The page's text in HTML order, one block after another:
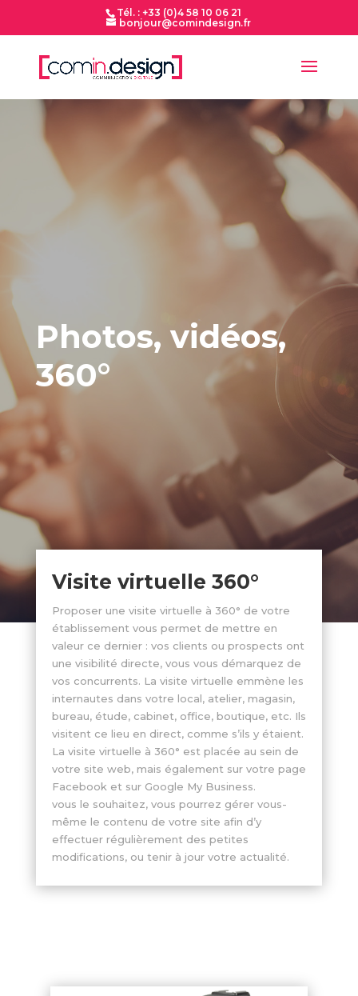
Tél. : +33 (0)4 58 10 06 21
bonjour@comindesign.fr
Photos, vidéos,
360°
Visite virtuelle 360°
Proposer une visite virtuelle à 360° de votre
établissement vous permet de mettre en
valeur ce dernier : vos clients ou prospects ont
une visibilité directe, vous vous démarquez de
vos concurrents. La visite virtuelle emmène les
internautes dans votre local, atelier, magasin,
bureau, étude, cabinet, office, boutique, etc. Ils
visitent ce lieu en direct, comme s’ils y étaient.
La visite virtuelle à 360° est placée au sein de
votre site web, mais également sur votre page
Facebook et sur Google My Business.
vous le souhaitez, vous pourrez gérer vous-
même le contenu de votre site afin d’y
effectuer régulièrement des petites
modifications, ou tenir à jour votre actualité.